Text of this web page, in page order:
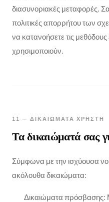
διασυνοριακές μεταφορές.
πολιτικές απορρήτου των
να κατανοήσετε τις
χρησιμοποιούν.
11 — ΔΙΚΑΙΏΜΑΤΑ ΧΡΉΣΤΗ
Τα δικαιώματά σας
Σύμφωνα με την ισχύουσα
ακόλουθα δικαιώματα:
Δικαιώματα πρόσβασης: